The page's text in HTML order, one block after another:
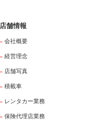
店舗情報
会社概要
経営理念
店舗写真
積載車
レンタカー業務
保険代理店業務